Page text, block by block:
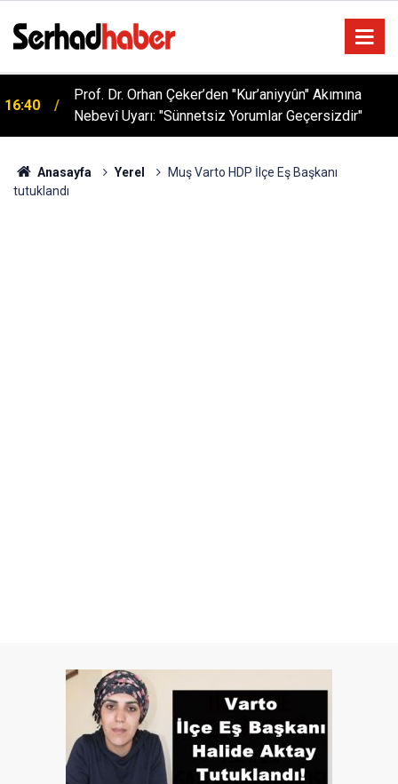
16:40
Prof. Dr. Orhan Çeker’den "Kur’aniyyûn" Akımına
Nebevî Uyarı: "Sünnetsiz Yorumlar Geçersizdir"
Anasayfa Yerel
Muş Varto HDP İlçe Eş Başkanı
tutuklandı